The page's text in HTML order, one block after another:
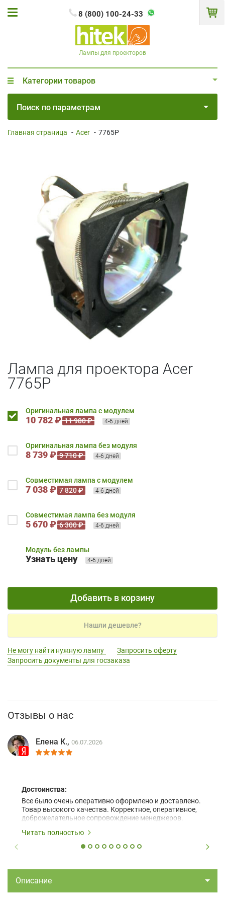
8 (800) 100-24-33
Лампы для проекторов
Категории товаров
Поиск по параметрам
Главная страница - Acer - 7765P
Лампа для проектора Acer
7765P
Оригинальная лампа с модулем
10 782 ₽ 11 980 ₽ 4-6 дней
Оригинальная лампа без модуля
8 739 ₽ 9 710 ₽ 4-6 дней
Совместимая лампа с модулем
7 038 ₽ 7 820 ₽ 4-6 дней
Совместимая лампа без модуля
5 670 ₽ 6 300 ₽ 4-6 дней
Модуль без лампы
Узнать цену 4-6 дней
Добавить в корзину
Нашли дешевле?
Не могу найти нужную лампу
Запросить оферту
Запросить документы для госзаказа
Отзывы о нас
Елена К., 06.07.2026
Достоинства:
Все было очень оперативно оформлено и доставлено.
Товар высокого качества. Корректное, оперативное,
доброжелательное сопровождение менеджеров.
Читать полностью
Описание